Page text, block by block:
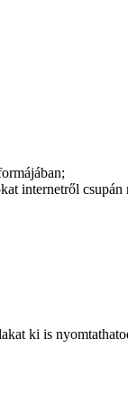
internetről csupán
ki is